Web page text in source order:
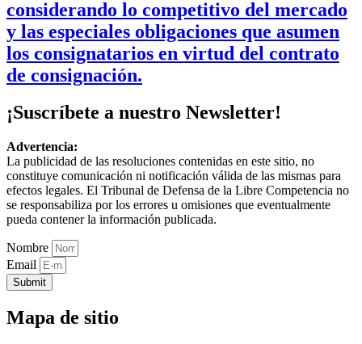
considerando lo competitivo del mercado
y las especiales obligaciones que asumen
los consignatarios en virtud del contrato
de consignación.
¡Suscríbete a nuestro Newsletter!
Advertencia:
La publicidad de las resoluciones contenidas en este sitio, no
constituye comunicación ni notificación válida de las mismas para
efectos legales. El Tribunal de Defensa de la Libre Competencia no
se responsabiliza por los errores u omisiones que eventualmente
pueda contener la información publicada.
Nombre
Email
Submit
Mapa de sitio